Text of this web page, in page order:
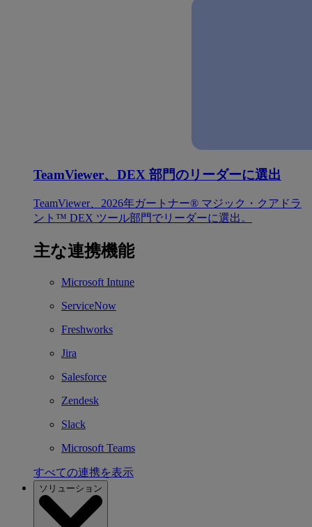
TeamViewer、DEX 部門のリーダーに選出
TeamViewer、2026年ガートナー® マジック・クアドラ
ント™ DEX ツール部門でリーダーに選出。
主な連携機能
Microsoft Intune
ServiceNow
Freshworks
Jira
Salesforce
Zendesk
Slack
Microsoft Teams
すべての連携を表示
ソリューション